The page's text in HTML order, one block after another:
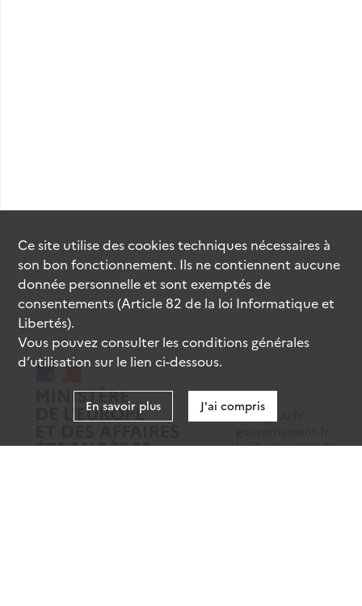
data.gouv.fr
legifrance.gouv.fr
Ce site utilise descookiestechniques nécessaires à
son bon fonctionnement. Ils ne contiennent aucune
donnée personnelle et sont exemptés de
consentements (Article 82 de la loi Informatique et
Libertés).
Vous pouvez consulter les conditions générales
d’utilisation sur le lien ci-dessous.
En savoir plus J'ai compris